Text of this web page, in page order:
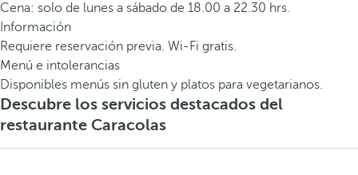
Cena: solo de lunes a sábado de 18.00 a 22.30 hrs.
Información
Requiere reservación previa. Wi-Fi gratis.
Menú e intolerancias
Disponibles menús sin gluten y platos para vegetarianos.
Descubre los servicios destacados del
restaurante Caracolas